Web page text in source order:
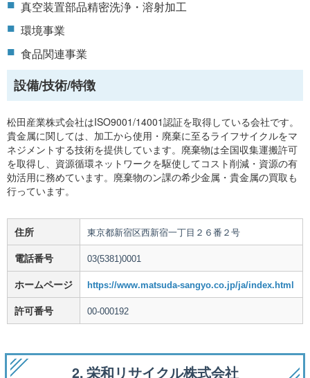
真空装置部品精密洗浄・溶射加工
環境事業
食品関連事業
設備/技術/特徴
松田産業株式会社はISO9001/14001認証を取得している会社です。
貴金属に関しては、加工から使用・廃棄に至るライフサイクルをマ
ネジメントする技術を提供しています。廃棄物は全国収集運搬許可
を取得し、資源循環ネットワークを駆使してコスト削減・資源の有
効活用に務めています。廃棄物のン課の希少金属・貴金属の買取も
行っています。
住所 東京都新宿区西新宿一丁目２６番２号
電話番号 03(5381)0001
ホームページ https://www.matsuda-sangyo.co.jp/ja/index.html
許可番号 00-000192
2. 栄和リサイクル株式会社